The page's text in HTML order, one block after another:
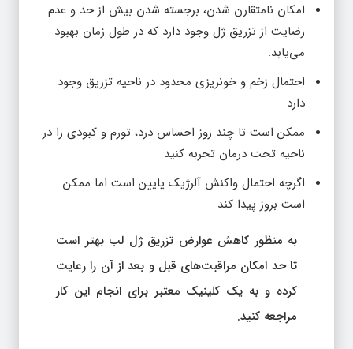
امکان نامتقارن شدن، برجسته شدن بیش از حد و عدم
رضایت از تزریق ژل وجود دارد که در طول زمان بهبود
می‌یابد.
احتمال زخم و خونریزی محدود در ناحیه تزریق وجود
دارد
ممکن است تا چند روز احساس درد، تورم و کبودی را در
ناحیه تحت درمان تجربه کنید
اگرچه احتمال واکنش آلرژیک پایین است اما ممکن
است بروز پیدا کند
به منظور کاهش عوارض تزریق ژل لب بهتر است
تا حد امکان مراقبت‌های قبل و بعد از آن را رعایت
کرده و به یک کلینیک معتبر برای انجام این کار
مراجعه کنید.